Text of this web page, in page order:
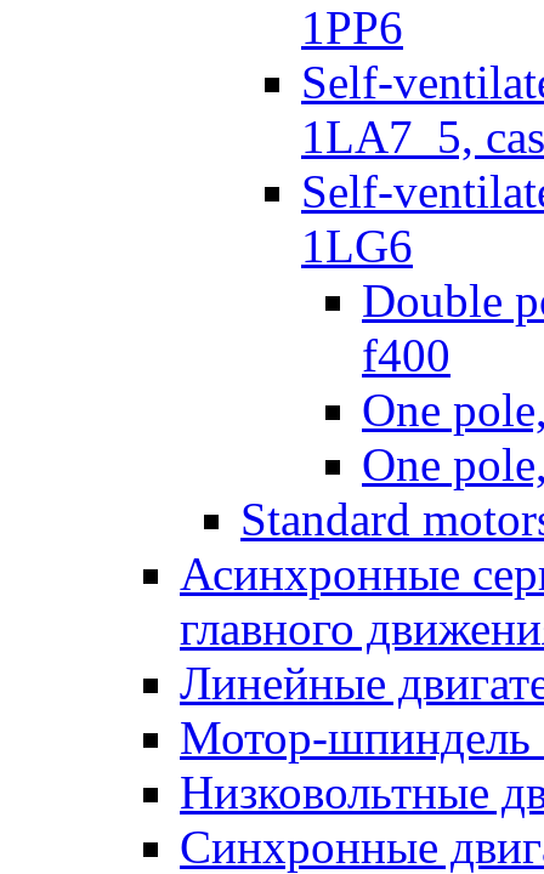
1PP6
Self-
1LA7_5,
Self-
1LG6
Double
f400
One
One
Standard
Асинхронные
главного
Линейные
Мотор-шпиндель
Низковольтные
Синхронные